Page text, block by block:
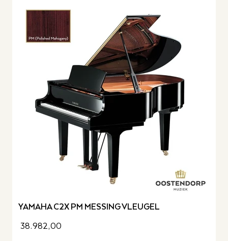
YAMAHA C2X PM MESSING VLEUGEL
38.982,00